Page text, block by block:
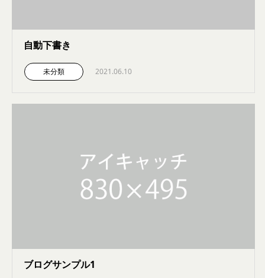
自動下書き
未分類 2021.06.10
ブログサンプル1